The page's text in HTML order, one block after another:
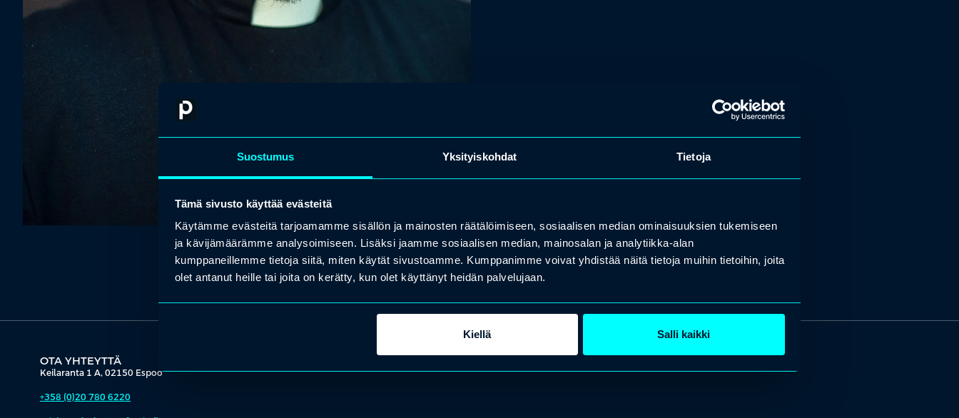
Suostumus Yksityiskohdat Tietoja
Tämä sivusto käyttää evästeitä
Käytämme evästeitä tarjoamamme sisällön ja mainosten räätälöimiseen, sosiaalisen median ominaisuuksien tukemiseen
ja kävijämäärämme analysoimiseen. Lisäksi jaamme sosiaalisen median, mainosalan ja analytiikka-alan
kumppaneillemme tietoja siitä, miten käytät sivustoamme. Kumppanimme voivat yhdistää näitä tietoja muihin tietoihin, joita
olet antanut heille tai joita on kerätty, kun olet käyttänyt heidän palvelujaan.
Kiellä Salli kaikki
OTA YHTEYTTÄ
Keilaranta 1 A, 02150 Espoo
+358 (0)20 780 6220